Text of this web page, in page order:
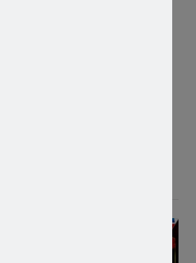
औसत वर्षा दर्ज, पिछले 24 घंटे में रावटी में सबसे